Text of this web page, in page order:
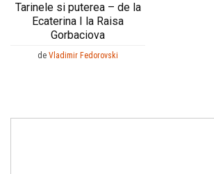
Tarinele si puterea – de la
Ecaterina I la Raisa
Gorbaciova
de Vladimir Fedorovski